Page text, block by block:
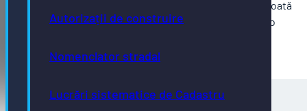
Autorizații de construire
Nomenclator stradal
Lucrări sistematice de Cadastru
românesc, între cinematografia europeană în toată
diversitatea ei și libertatea de exprimare care o